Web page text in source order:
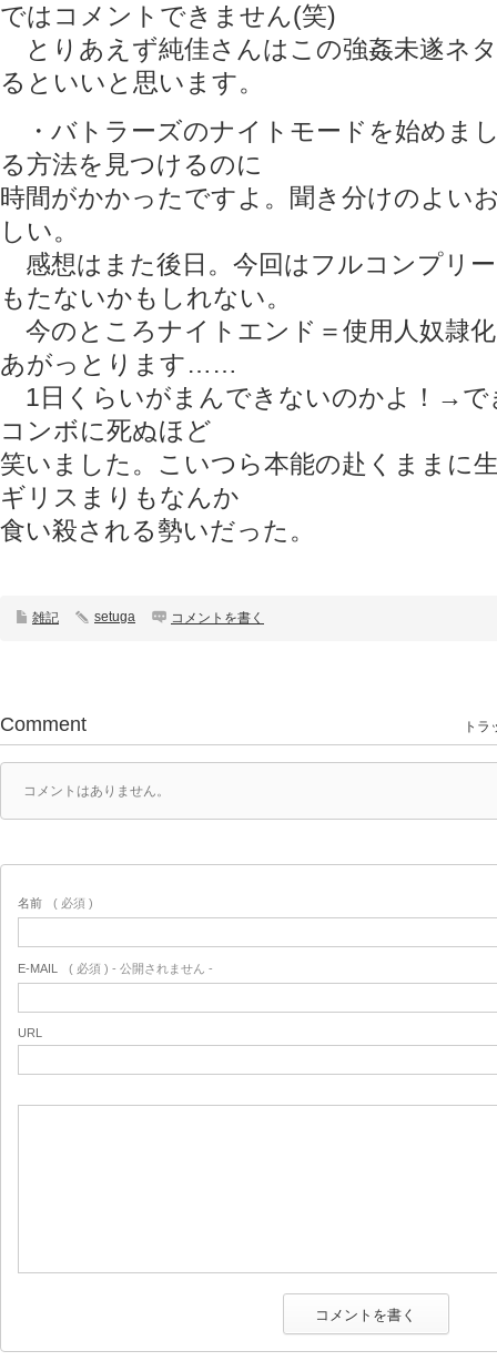
ではコメントできません(笑)
とりあえず純佳さんはこの強姦未遂ネ
るといいと思います。
・バトラーズのナイトモードを始めま
る方法を見つけるのに
時間がかかったですよ。聞き分けのよい
しい。
感想はまた後日。今回はフルコンプリ
もたないかもしれない。
今のところナイトエンド＝使用人奴隷
あがっとります……
1日くらいがまんできないのかよ！→
コンボに死ぬほど
笑いました。こいつら本能の赴くままに
ギリスまりもなんか
食い殺される勢いだった。
雑記 setuga コメントを書く
Comment トラ
コメントはありません。
名前 ( 必須 )
E-MAIL ( 必須 ) - 公開されません -
URL